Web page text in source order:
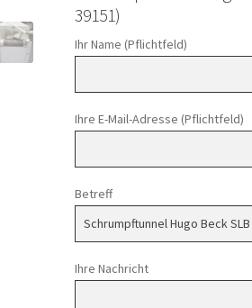
39151)
Ihr Name (Pflichtfeld)
Ihre E-Mail-Adresse (Pflichtfeld)
Betreff
Ihre Nachricht